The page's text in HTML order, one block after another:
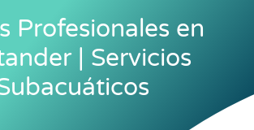
Profesionales en
| Servicios